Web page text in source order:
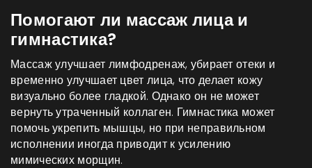
Помогают ли массаж лица и
гимнастика?
Массаж улучшает лимфодренаж, убирает отеки и
временно улучшает цвет лица, что делает кожу
визуально более гладкой. Однако он не может
вернуть утраченный коллаген. Гимнастика может
помочь укрепить мышцы, но при неправильном
исполнении иногда приводит к усилению
мимических морщин.